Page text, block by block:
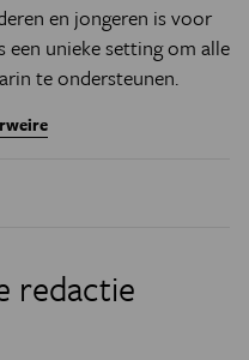
en jongeren is voor
een unieke setting om alle
te ondersteunen.
redactie